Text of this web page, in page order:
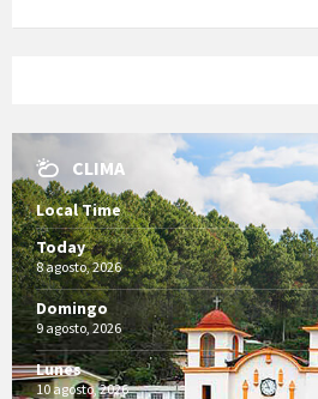
CLIMA
Local Time
Today
8 agosto, 2026
Domingo
9 agosto, 2026
Lunes
10 agosto, 2026